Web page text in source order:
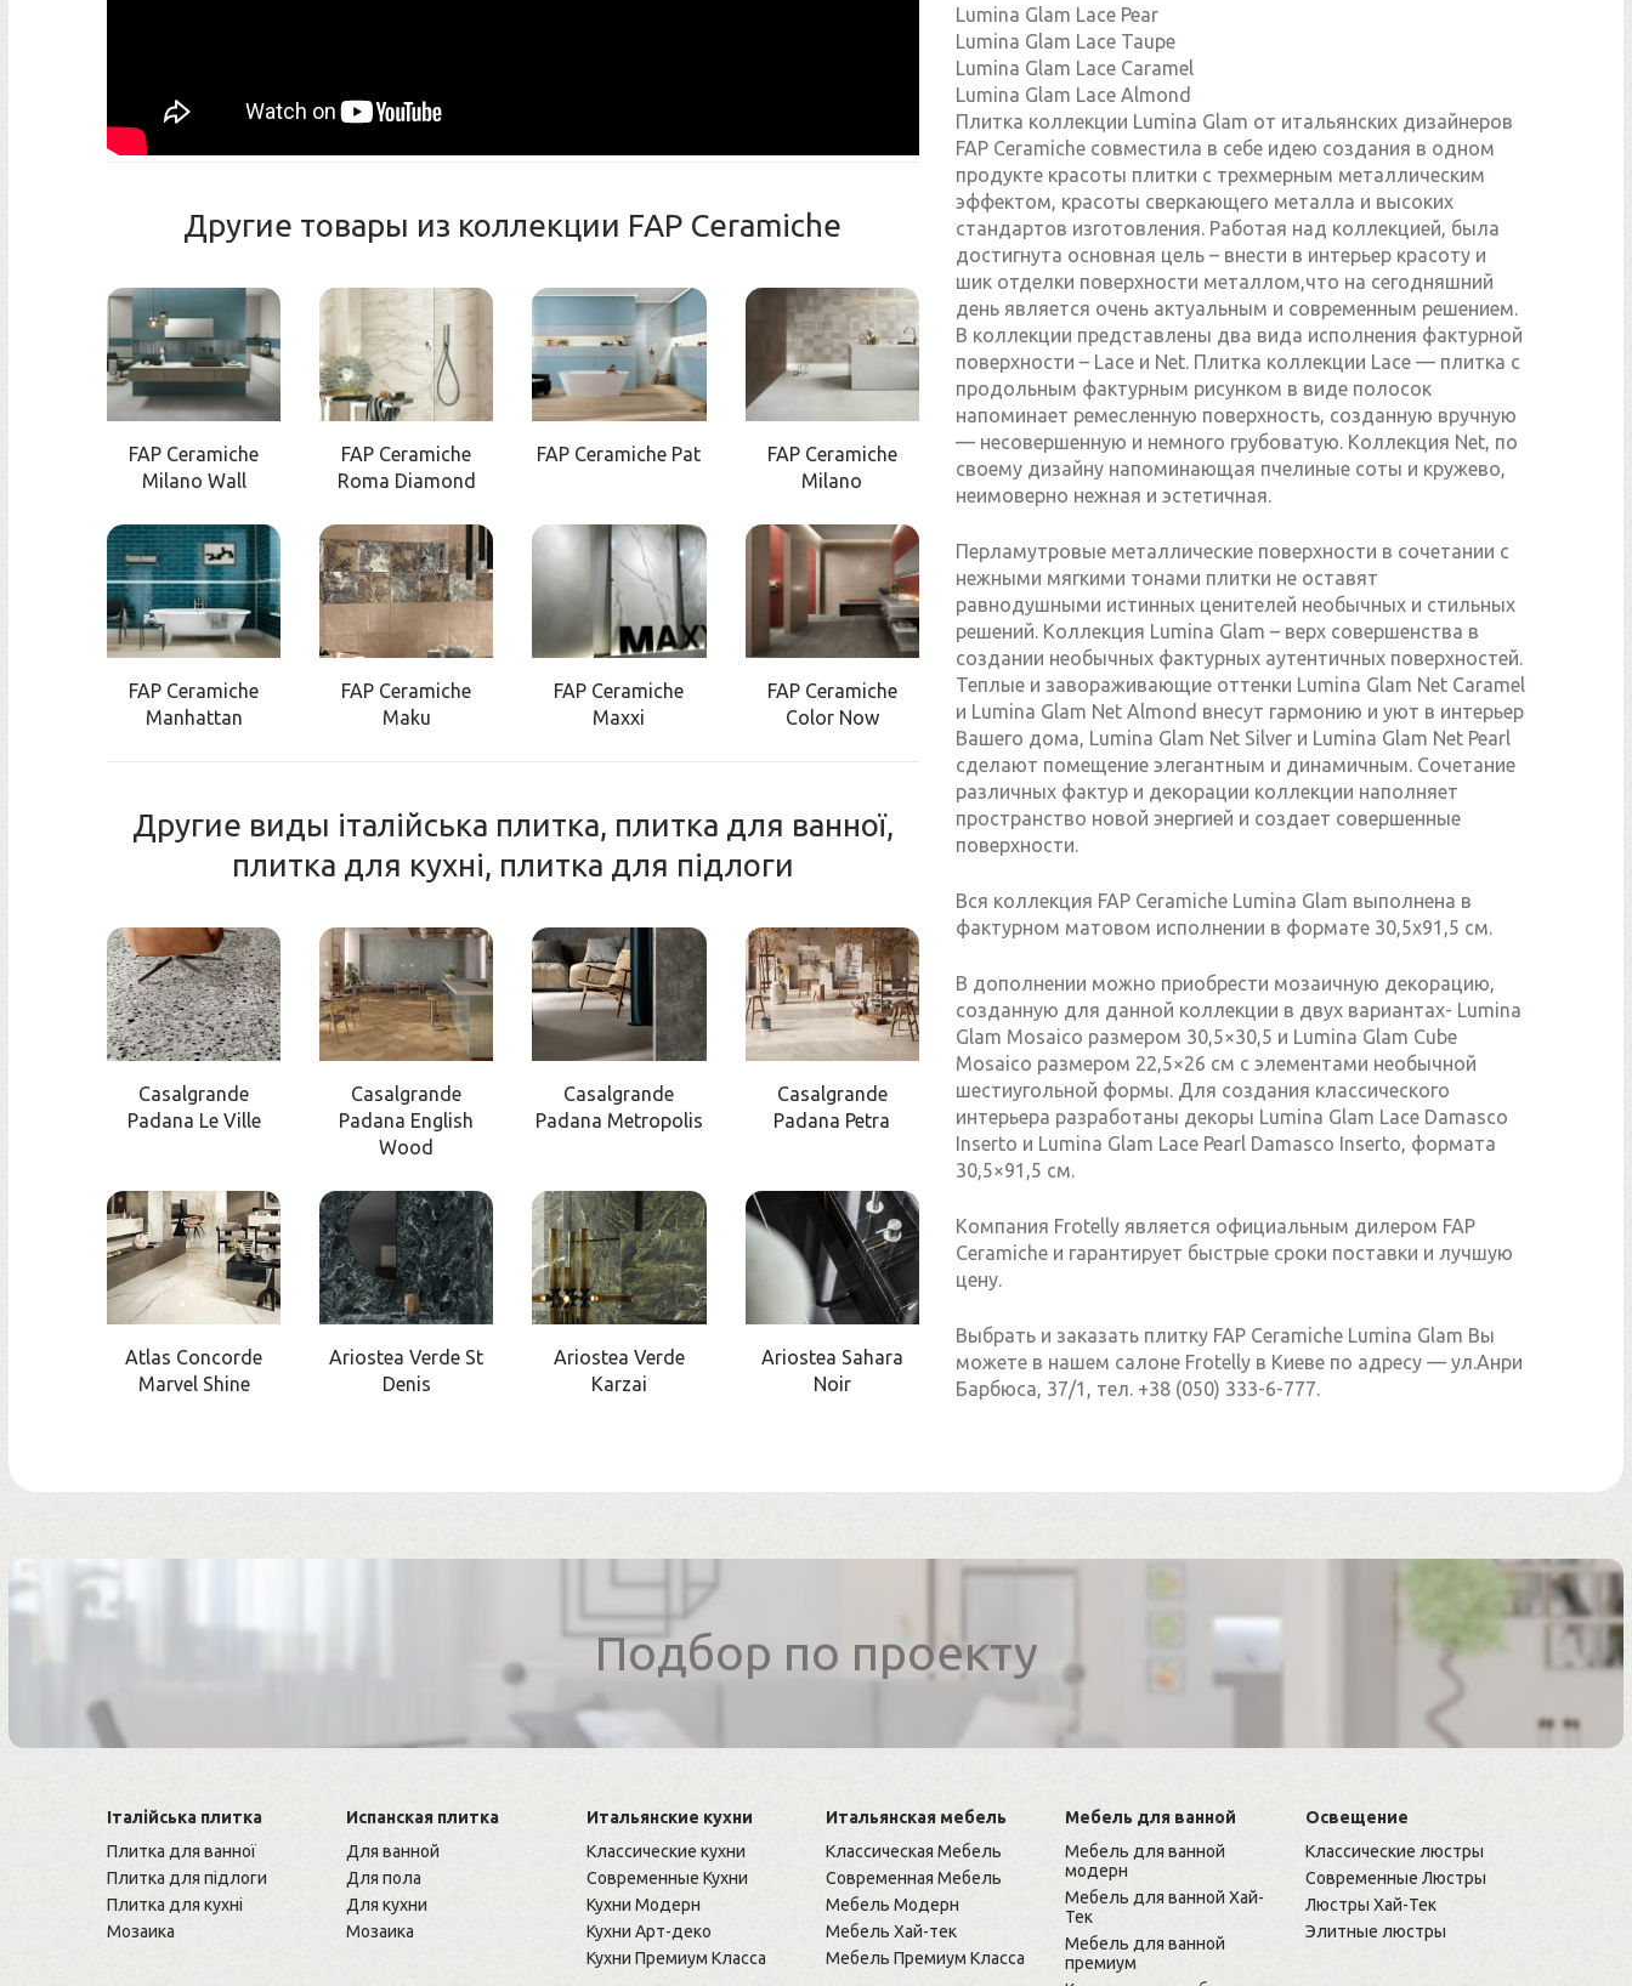
Другие товары из коллекции FAP Ceramiche
FAP Ceramiche
Milano Wall
FAP Ceramiche
Roma Diamond
FAP Ceramiche Pat
FAP Ceramiche
Milano
FAP Ceramiche
Manhattan
FAP Ceramiche
Maku
FAP Ceramiche
Maxxi
FAP Ceramiche
Color Now
Другие виды італійська плитка, плитка для ванної,
плитка для кухні, плитка для підлоги
Casalgrande
Padana Le Ville
Casalgrande
Padana English
Wood
Casalgrande
Padana Metropolis
Casalgrande
Padana Petra
Atlas Concorde
Marvel Shine
Ariostea Verde St
Denis
Ariostea Verde
Karzai
Ariostea Sahara
Noir
Lumina Glam Lace Pear
Lumina Glam Lace Taupe
Lumina Glam Lace Caramel
Lumina Glam Lace Almond
Плитка коллекции Lumina Glam от итальянских дизайнеров
FAP Ceramiche совместила в себе идею создания в одном
продукте красоты плитки с трехмерным металлическим
эффектом, красоты сверкающего металла и высоких
стандартов изготовления. Работая над коллекцией, была
достигнута основная цель – внести в интерьер красоту и
шик отделки поверхности металлом,что на сегодняшний
день является очень актуальным и современным решением.
В коллекции представлены два вида исполнения фактурной
поверхности – Lace и Net. Плитка коллекции Lace — плитка с
продольным фактурным рисунком в виде полосок
напоминает ремесленную поверхность, созданную вручную
— несовершенную и немного грубоватую. Коллекция Net, по
своему дизайну напоминающая пчелиные соты и кружево,
неимоверно нежная и эстетичная.
Перламутровые металлические поверхности в сочетании с
нежными мягкими тонами плитки не оставят
равнодушными истинных ценителей необычных и стильных
решений. Коллекция Lumina Glam – верх совершенства в
создании необычных фактурных аутентичных поверхностей.
Теплые и завораживающие оттенки Lumina Glam Net Caramel
и Lumina Glam Net Almond внесут гармонию и уют в интерьер
Вашего дома, Lumina Glam Net Silver и Lumina Glam Net Pearl
сделают помещение элегантным и динамичным. Сочетание
различных фактур и декорации коллекции наполняет
пространство новой энергией и создает совершенные
поверхности.
Вся коллекция FAP Ceramiche Lumina Glam выполнена в
фактурном матовом исполнении в формате 30,5х91,5 см.
В дополнении можно приобрести мозаичную декорацию,
созданную для данной коллекции в двух вариантах- Lumina
Glam Mosaico размером 30,5×30,5 и Lumina Glam Cube
Mosaico размером 22,5×26 см с элементами необычной
шестиугольной формы. Для создания классического
интерьера разработаны декоры Lumina Glam Lace Damasco
Inserto и Lumina Glam Lace Pearl Damasco Inserto, формата
30,5×91,5 см.
Компания Frotelly является официальным дилером FAP
Ceramiche и гарантирует быстрые сроки поставки и лучшую
цену.
Выбрать и заказать плитку FAP Ceramiche Lumina Glam Вы
можете в нашем салоне Frotelly в Киеве по адресу — ул.Анри
Барбюса, 37/1, тел. +38 (050) 333-6-777.
Подбор по проекту
Італійська плитка
Плитка для ванної
Плитка для підлоги
Плитка для кухні
Мозаика
Испанская плитка
Для ванной
Для пола
Для кухни
Мозаика
Итальянские кухни
Классические кухни
Современные Кухни
Кухни Модерн
Кухни Арт-деко
Кухни Премиум Класса
Итальянская мебель
Классическая Мебель
Современная Мебель
Мебель Модерн
Мебель Хай-тек
Мебель Премиум Класса
Мебель для ванной
Мебель для ванной
модерн
Мебель для ванной Хай-
Тек
Мебель для ванной
премиум
Освещение
Классические люстры
Современные Люстры
Люстры Хай-Тек
Элитные люстры